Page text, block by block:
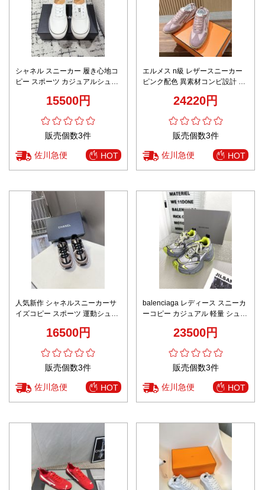
シャネル スニーカー 履き心地コ
ピー スポーツ カジュアルシュー
15500円
販売個数3件
佐川急便 HOT
エルメス n級 レザースニーカー
ピンク配色 異素材コンビ設計 数
24220円
販売個数3件
佐川急便 HOT
人気新作 シャネルスニーカーサ
イズコピー スポーツ 運動シュー
16500円
販売個数3件
佐川急便 HOT
balenciaga レディース スニーカ
ーコピー カジュアル 軽量 シュー
23500円
販売個数3件
佐川急便 HOT